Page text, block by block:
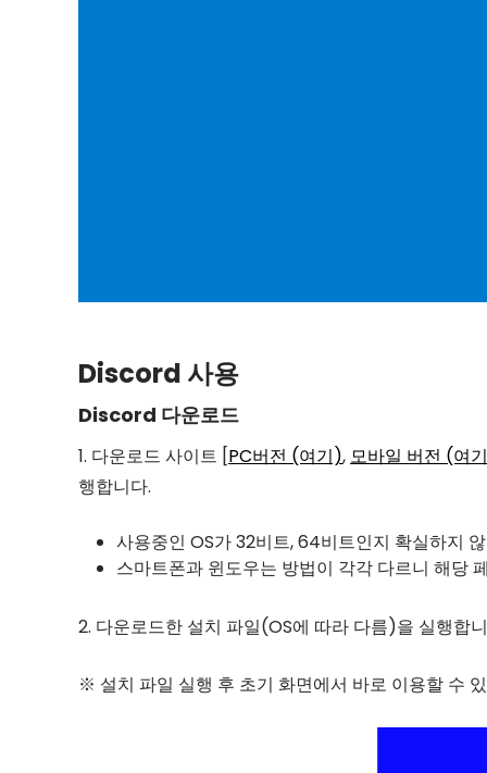
Discord 사용
Discord 다운로드
1. 다운로드 사이트 [PC버전 (여기), 모바일 버전 (여
행합니다.
사용중인 OS가 32비트, 64비트인지 확실하지
스마트폰과 윈도우는 방법이 각각 다르니 해당
2. 다운로드한 설치 파일(OS에 따라 다름)을 실행합
※ 설치 파일 실행 후 초기 화면에서 바로 이용할 수